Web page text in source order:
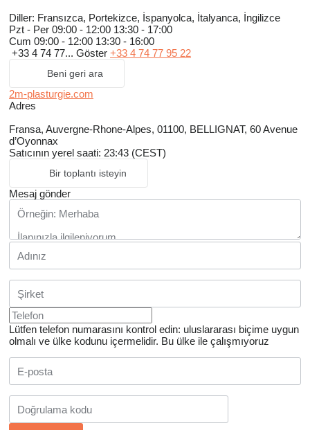
Diller: Fransızca, Portekizce, İspanyolca, İtalyanca, İngilizce
Pzt - Per 09:00 - 12:00 13:30 - 17:00
Cum 09:00 - 12:00 13:30 - 16:00
+33 4 74 77... Göster +33 4 74 77 95 22
Beni geri ara
2m-plasturgie.com
Adres
Fransa, Auvergne-Rhone-Alpes, 01100, BELLIGNAT, 60 Avenue
d’Oyonnax
Satıcının yerel saati: 23:43 (CEST)
Bir toplantı isteyin
Mesaj gönder
Lütfen telefon numarasını kontrol edin: uluslararası biçime uygun
olmalı ve ülke kodunu içermelidir. Bu ülke ile çalışmıyoruz